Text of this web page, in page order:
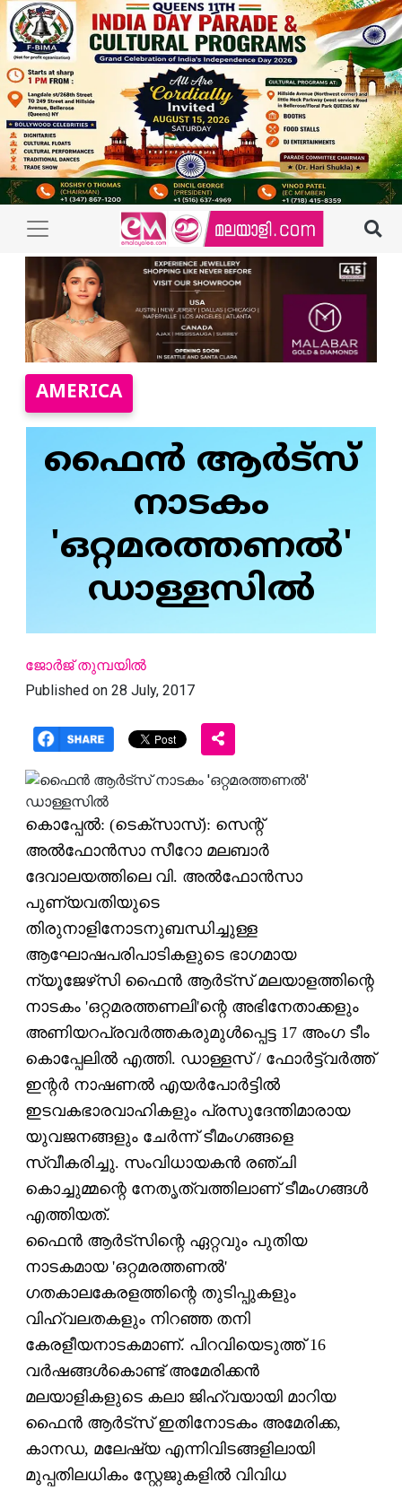
AMERICA
ഫൈന്‍ ആര്‍ട്‌സ്
നാടകം
'ഒറ്റമരത്തണല്‍'
ഡാള്ളസില്‍
ജോര്‍ജ് തുമ്പയില്‍
Published on 28 July, 2017
കൊപ്പേല്‍: (ടെക്‌സാസ്): സെന്റ്
അല്‍ഫോന്‍സാ സീറോ മലബാര്‍
ദേവാലയത്തിലെ വി. അല്‍ഫോന്‍സാ
പുണ്യവതിയുടെ
തിരുനാളിനോടനുബന്ധിച്ചുള്ള
ആഘോഷപരിപാടികളുടെ ഭാഗമായ
ന്യൂജേഴ്‌സി ഫൈന്‍ ആര്‍ട്‌സ് മലയാളത്തിന്റെ
നാടകം 'ഒറ്റമരത്തണലി'ന്റെ അഭിനേതാക്കളും
അണിയറപ്രവര്‍ത്തകരുമുള്‍പ്പെട്ട 17 അംഗ ടീം
കൊപ്പേലില്‍ എത്തി. ഡാള്ളസ് / ഫോര്‍ട്ട്‌വര്‍ത്ത്
ഇന്റര്‍ നാഷണല്‍ എയര്‍പോര്‍ട്ടില്‍
ഇടവകഭാരവാഹികളും പ്രസുദേന്തിമാരായ
യുവജനങ്ങളും ചേര്‍ന്ന് ടീമംഗങ്ങളെ
സ്വീകരിച്ചു. സംവിധായകന്‍ രഞ്ചി
കൊച്ചുമ്മന്റെ നേതൃത്വത്തിലാണ് ടീമംഗങ്ങള്‍
എത്തിയത്.
ഫൈന്‍ ആര്‍ട്‌സിന്റെ ഏറ്റവും പുതിയ
നാടകമായ 'ഒറ്റമരത്തണല്‍'
ഗതകാലകേരളത്തിന്റെ തുടിപ്പുകളും
വിഹ്വലതകളും നിറഞ്ഞ തനി
കേരളീയനാടകമാണ്. പിറവിയെടുത്ത് 16
വര്‍ഷങ്ങള്‍കൊണ്ട് അമേരിക്കന്‍
മലയാളികളുടെ കലാ ജിഹ്വയായി മാറിയ
ഫൈന്‍ ആര്‍ട്‌സ് ഇതിനോടകം അമേരിക്ക,
കാനഡ, മലേഷ്യ എന്നിവിടങ്ങളിലായി
മുപ്പതിലധികം സ്റ്റേജുകളില്‍ വിവിധ